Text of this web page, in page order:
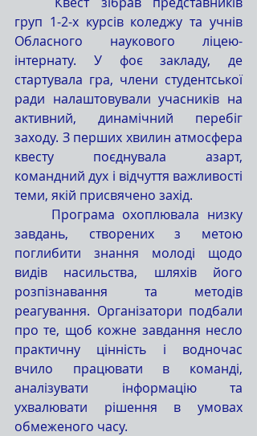
груп 1-2-х курсів коледжу та учнів
Обласного наукового ліцею-
інтернату. У фоє закладу, де
стартувала гра, члени студентської
ради налаштовували учасників на
активний, динамічний перебіг
заходу. З перших хвилин атмосфера
квесту поєднувала азарт,
командний дух і відчуття важливості
теми, якій присвячено захід.
завдань, створених з метою
поглибити знання молоді щодо
видів насильства, шляхів його
розпізнавання та методів
реагування. Організатори подбали
про те, щоб кожне завдання несло
практичну цінність і водночас
вчило працювати в команді,
аналізувати інформацію та
ухвалювати рішення в умовах
обмеженого часу.